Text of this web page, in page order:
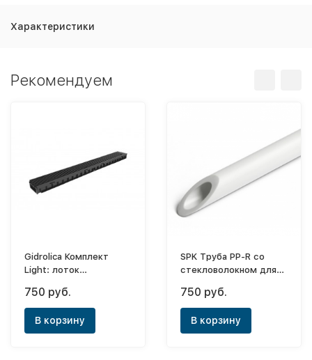
Характеристики
Рекомендуем
Gidrolica Комплект
Light: лоток
ЛВ-10.11,5.9,6 -
пластиковый с
решеткой РВ-10.11.50
пластиковой. A15
750 руб.
В корзину
SPK Труба PP-R со
стекловолокном для
ф63х10,5
750 руб.
В корзину